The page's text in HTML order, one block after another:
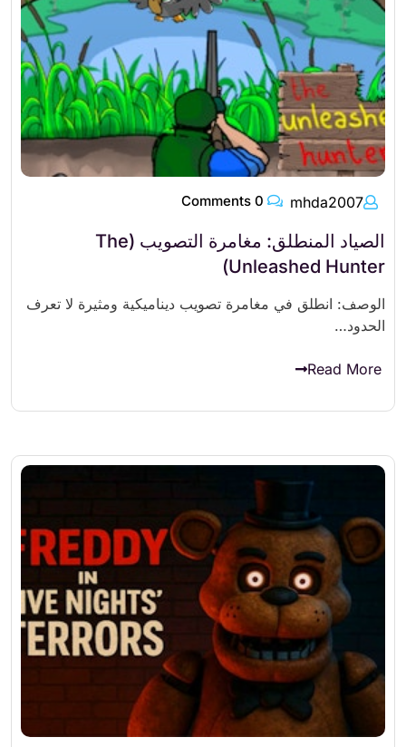
mhda2007
الصياد المنطلق: مغامرة التصويب (The
Unleashed Hunter)
الوصف: انطلق في مغامرة تصويب ديناميكية ومثيرة لا تعرف
الحدود…
Read More